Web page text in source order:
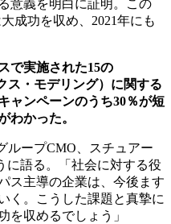
意義を明白に証明。この
成功を収め、2021年にも
で実施された15の
・モデリング）に関する
ャンペーンのうち30％が短
わかった。
ループCMO、スチュアー
に語る。「社会に対する役
ス主導の企業は、今後ます
く。こうした課題と真摯に
を収めるでしょう」